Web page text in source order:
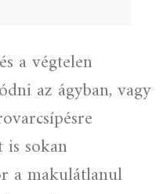
a végtelen
az ágyban, vagy
is sokan
a makulátlanul